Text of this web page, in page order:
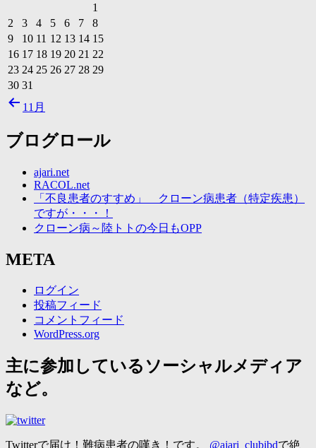
1
2
3 4 5 6 7
8
9
10 11 12 13 14 15
16 17 18 19 20 21 22
23 24 25 26 27 28 29
30 31
11月
ブログロール
ajari.net
RACOL.net
「不良患者のすすめ」 クローン病患者（特定疾患）
ですが・・・！
クローン病～陸トトの今日もOPP
META
ログイン
投稿フィード
コメントフィード
WordPress.org
主に参加しているソーシャルメディア
など。
Twitterで届け！難病患者の嘆き！です。 @ajari_clubibdで絶